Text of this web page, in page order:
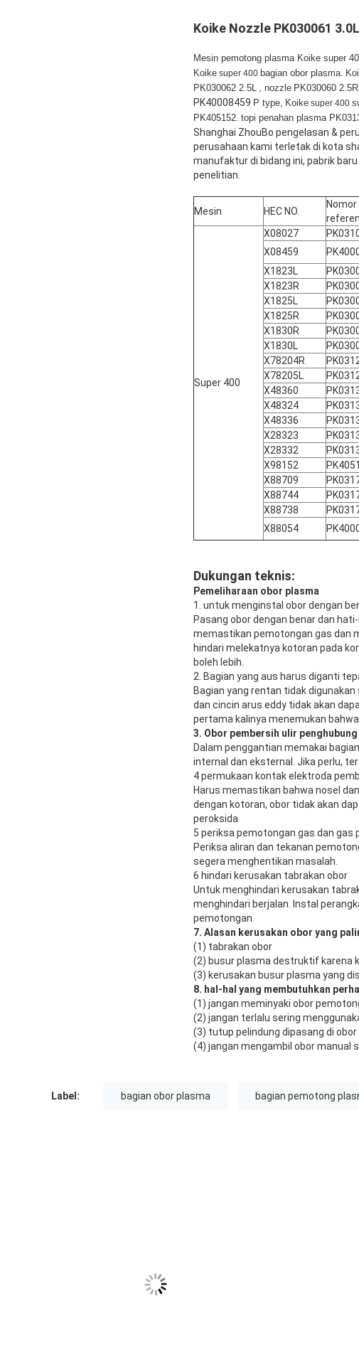
Koike Nozzle PK030061
Mesin pemotong plasma Koike super
Koike super 400 bagian obor plasma.
PK030062 2.5L
, nozzle PK030060 2.5R
PK40008459 P type, Koike super 400
PK405152. topi penahan plasma
Shanghai ZhouBo pengelasan &
perusahaan kami terletak di kota
manufaktur di bidang ini, pabrik
penelitian.
Mesin HEC NO.
Nomor
Super 400
X08027
X08459
X1823L
X1823R
X1825L
X1825R
X1830R
X1830L
X78204R
X78205L
X48360
X48324
X48336
X28323
X28332
X98152
X88709
X88744
X88738
X88054
Dukungan teknis:
Pemeliharaan obor plasma
1. untuk menginstal obor dengan
Pasang obor dengan benar dan
memastikan pemotongan gas dan
hindari melekatnya kotoran pada
boleh lebih.
2. Bagian yang aus harus diganti
Bagian yang rentan tidak
dan cincin arus eddy tidak akan
pertama kalinya menemukan
3. Obor pembersih ulir penghubung
Dalam penggantian memakai
internal dan eksternal. Jika perlu,
4 permukaan kontak elektroda
Harus memastikan bahwa nosel
dengan kotoran, obor tidak akan
peroksida
5 periksa pemotongan gas dan gas
Periksa aliran dan tekanan
segera menghentikan masalah.
6 hindari kerusakan tabrakan obor
Untuk menghindari kerusakan
menghindari berjalan. Instal
pemotongan.
7. Alasan kerusakan obor yang
(1) tabrakan obor
(2) busur plasma destruktif karena
(3) kerusakan busur plasma yang
8. hal-hal yang membutuhkan
(1) jangan meminyaki obor
(2) jangan terlalu sering
(3) tutup pelindung dipasang di
(4) jangan mengambil obor manual
Label: bagian obor plasma bagian pemotong